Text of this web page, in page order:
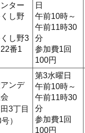
ター
くし野
くし野3
番1
日
午前10時～
午前11時30
分
参加費1回
100円
ンデ
田3丁目
）
第3水曜日
午前10時～
午前11時30
分
参加費1回
100円